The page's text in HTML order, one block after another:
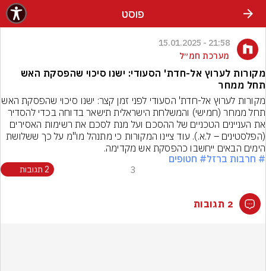
פוסט
21:58 - 15.01.2025
מערכת חמ״ל
מקורות לערוץ אל-חדת' הסעודי: ישנו סיכוי שהפסקת האש
תחל ממחר
(הפלסטינים – ל.א.). עוד ציינו המקורות כי מתנהל מו"מ על כך ששלושת
הימים הבאים ייחשבו כהפסקת אש מקדימה.
# חרבות ברזל# חטופים
3 2 תגובות
2 תגובות